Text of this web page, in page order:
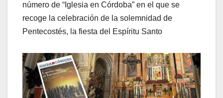
número de “Iglesia en Córdoba” en el que se
recoge la celebración de la solemnidad de
Pentecostés, la fiesta del Espíritu Santo